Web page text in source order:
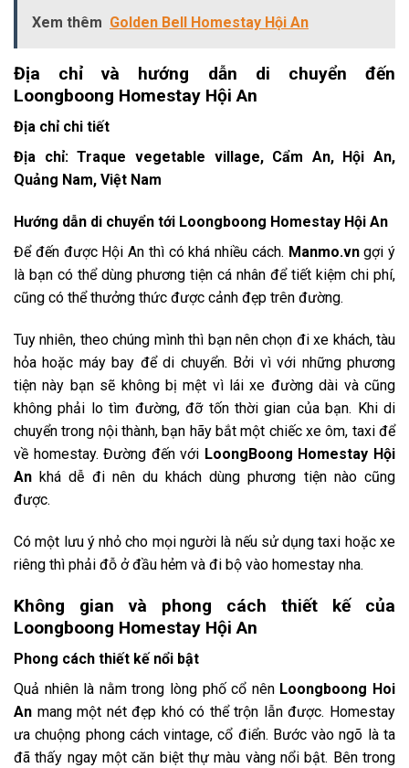
Xem thêm Golden Bell Homestay Hội An
Địa chỉ và hướng dẫn di chuyển đến
Loongboong Homestay Hội An
Địa chỉ chi tiết
Địa chỉ: Traque vegetable village, Cẩm An, Hội An,
Quảng Nam, Việt Nam
Hướng dẫn di chuyển tới Loongboong Homestay Hội An
Để đến được Hội An thì có khá nhiều cách. Manmo.vngợi ý
là bạn có thể dùng phương tiện cá nhân để tiết kiệm chi phí,
cũng có thể thưởng thức được cảnh đẹp trên đường.
Tuy nhiên, theo chúng mình thì bạn nên chọn đi xe khách, tàu
hỏa hoặc máy bay để di chuyển. Bởi vì với những phương
tiện này bạn sẽ không bị mệt vì lái xe đường dài và cũng
không phải lo tìm đường, đỡ tốn thời gian của bạn. Khi di
chuyển trong nội thành, bạn hãy bắt một chiếc xe ôm, taxi để
về homestay. Đường đến với LoongBoong Homestay Hội
An khá dễ đi nên du khách dùng phương tiện nào cũng
được.
Có một lưu ý nhỏ cho mọi người là nếu sử dụng taxi hoặc xe
riêng thì phải đỗ ở đầu hẻm và đi bộ vào homestay nha.
Không gian và phong cách thiết kế của
Loongboong Homestay Hội An
Phong cách thiết kế nổi bật
Quả nhiên là nằm trong lòng phố cổ nên Loongboong Hoi
An mang một nét đẹp khó có thể trộn lẫn được. Homestay
ưa chuộng phong cách vintage, cổ điển. Bước vào ngõ là ta
đã thấy ngay một căn biệt thự màu vàng nổi bật. Bên trong